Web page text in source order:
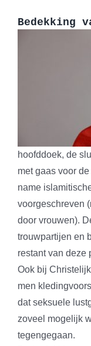
Bedekking
hoofddoek, de
met gaas voor
name
voorgeschreven
door vrouwen).
trouwpartijen en
restant van deze
Ook bij
men
dat seksuele
zoveel mogelijk
tegengegaan.